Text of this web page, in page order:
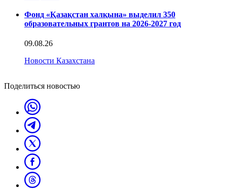
Фонд «Қазақстан халқына» выделил 350
образовательных грантов на 2026-2027 год
09.08.26
Новости Казахстана
Поделиться новостью